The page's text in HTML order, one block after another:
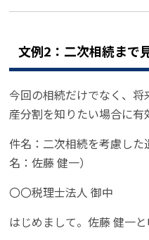
文例2：二次相続まで
今回の相続だけでなく、
産分割を知りたい場合に有
件名：二次相続を考慮し
名：佐藤 健一）
〇〇税理士法人 御中
はじめまして。佐藤 健一と